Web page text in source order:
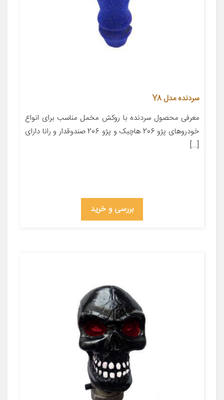
سردنده مدل Y8
معرفی محصول سردنده با روکش مخمل مناسب برای انواع
خودروهای پژو 206 هاچبک و پژو 206 صندوقدار و رانا دارای
[…]
بررسی و خرید